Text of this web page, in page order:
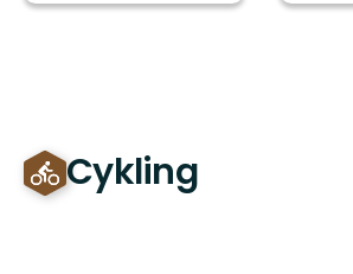
Cykling